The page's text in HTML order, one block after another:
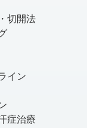
切開法
イン
症治療